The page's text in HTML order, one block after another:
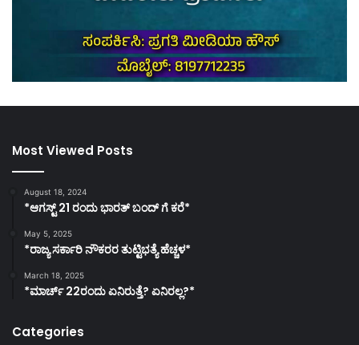
Most Viewed Posts
August 18, 2024
*ಆಗಸ್ಟ್ 21 ರಂದು ಭಾರತ್‌ ಬಂದ್‌ ಗೆ ಕರೆ*
May 5, 2025
*ರಾಜ್ಯ ಸರ್ಕಾರಿ ನೌಕರರ ತುಟ್ಟಿಭತ್ಯೆ ಹೆಚ್ಚಳ*
March 18, 2025
*ಮಾರ್ಚ್ 22ರಂದು ಏನಿರುತ್ತೆ? ಏನಿರಲ್ಲ?*
Categories